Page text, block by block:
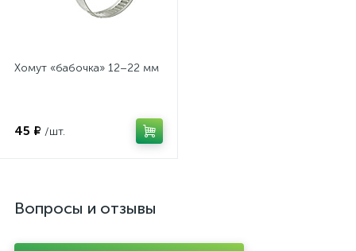
Хомут «бабочка» 12–22 мм
45 ₽ /шт.
Вопросы и отзывы